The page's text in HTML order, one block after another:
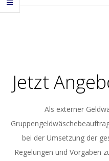
2017-
Jetzt
Als externer
bei der Umsetzung der
Regelungen und Vorgaben